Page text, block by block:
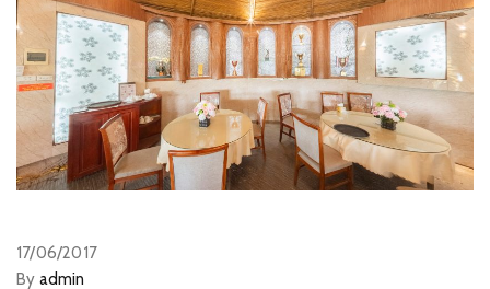
17/06/2017
By admin